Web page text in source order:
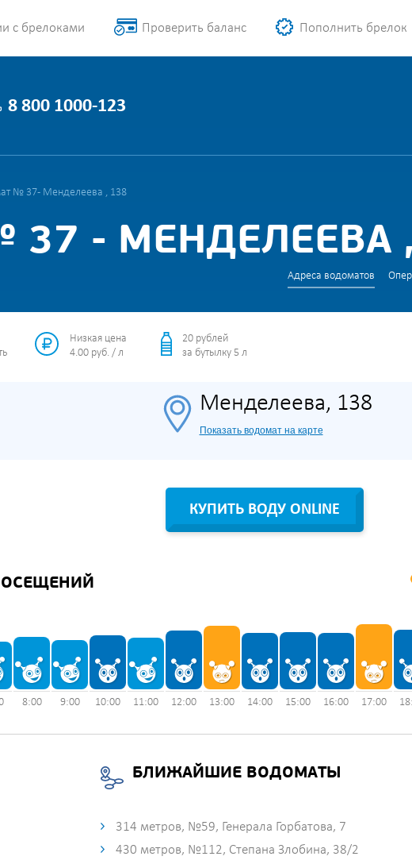
с брелоками Проверить баланс Пополнить брелок
8 800 1000-123
№ 37 - Менделеева , 138
- МЕНДЕЛЕЕВА
Адреса водоматов
Низкая цена
4.00 руб. / л
20 рублей
за бутылку 5 л
Менделеева, 138
Показать водомат на карте
КУПИТЬ ВОДУ ONLINE
8:00 9:00 10:00 11:00 12:00 13:00 14:00 15:00 16:00 17:00
БЛИЖАЙШИЕ ВОДОМАТЫ
314 метров, №59, Генерала Горбатова, 7
430 метров, №112, Степана Злобина, 38/2